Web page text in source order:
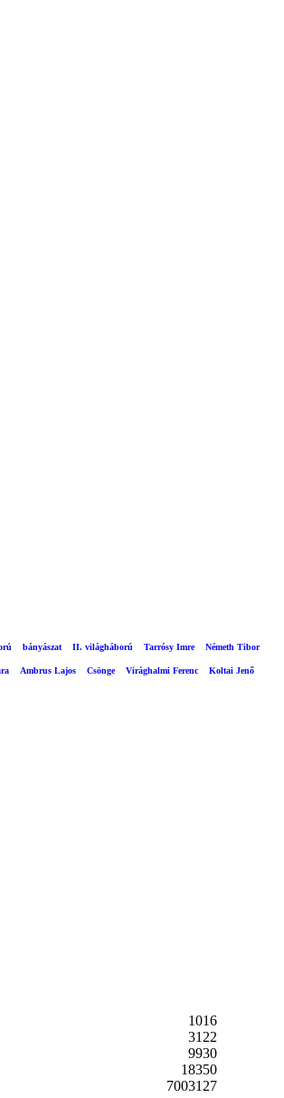
bányászat II. világháború Tarrósy Imre Németh Tibor
Ambrus Lajos Csönge Virághalmi Ferenc Koltai Jenő
1016
3122
9930
18350
7003127